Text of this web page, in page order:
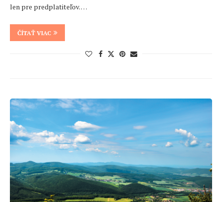
len pre predplatiteľov. …
ČÍTAŤ VIAC